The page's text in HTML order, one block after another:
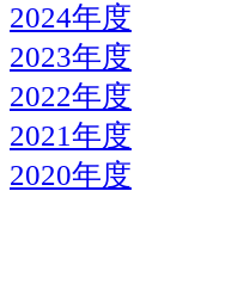
2024年度
2023年度
2022年度
2021年度
2020年度